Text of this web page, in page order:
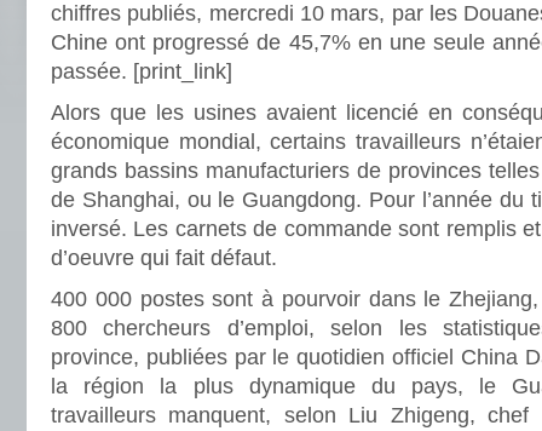
chiffres publiés, mercredi 10 mars, par les
Chine ont progressé de 45,7% en une seule
passée. [print_link]
Alors que les usines avaient licencié en
économique mondial, certains travailleurs
grands bassins manufacturiers de provinces
de Shanghai, ou le Guangdong. Pour l’année du
inversé. Les carnets de commande sont remplis
d’oeuvre qui fait défaut.
400 000 postes sont à pourvoir dans le
800 chercheurs d’emploi, selon les
province, publiées par le quotidien officiel China
la région la plus dynamique du pays, le
travailleurs manquent, selon Liu Zhigeng,